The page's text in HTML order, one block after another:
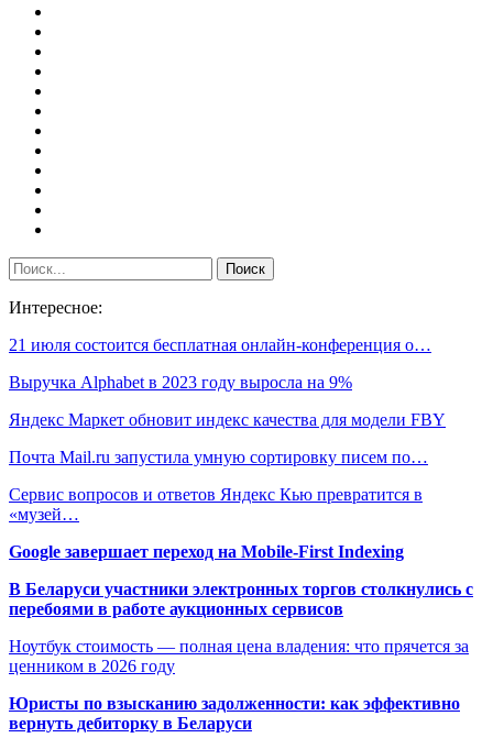
Интересное:
21 июля состоится бесплатная онлайн-конференция о…
Выручка Alphabet в 2023 году выросла на 9%
Яндекс Маркет обновит индекс качества для модели FBY
Почта Mail.ru запустила умную сортировку писем по…
Сервис вопросов и ответов Яндекс Кью превратится в
«музей…
Google завершает переход на Mobile-First Indexing
В Беларуси участники электронных торгов столкнулись с
перебоями в работе аукционных сервисов
Ноутбук стоимость — полная цена владения: что прячется за
ценником в 2026 году
Юристы по взысканию задолженности: как эффективно
вернуть дебиторку в Беларуси